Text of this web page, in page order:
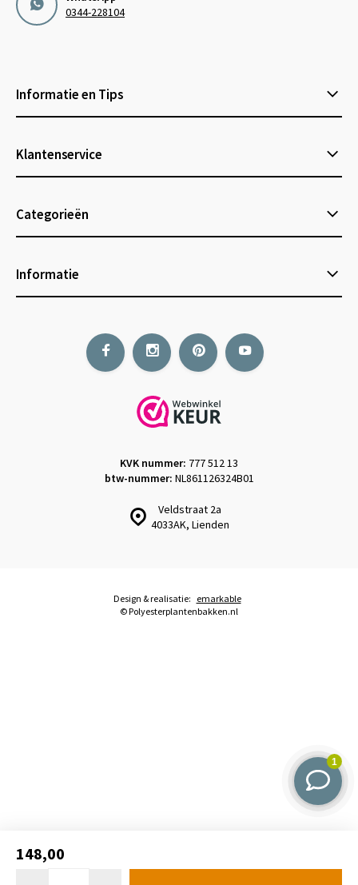
148,00
0344-228104
Informatie en Tips
Klantenservice
Categorieën
Informatie
Veldstraat 2a
4033AK, Lienden
KVK nummer: 777 512 13
btw-nummer: NL861126324B01
© Polyesterplantenbakken.nl
Design & realisatie: emarkable